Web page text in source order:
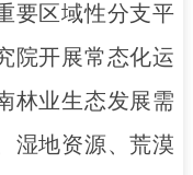
要区域性分支平
院开展常态化运
林业生态发展需
湿地资源、荒漠